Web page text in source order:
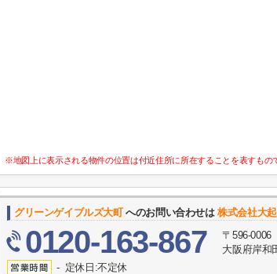
※地図上に表示される物件の位置は付近住所に所在することを表すもの
グリーンゲイブルズ大町へのお問い合わせは株式会社大
0120-163-867
〒596-0006
大阪府岸和
- 定休日:不定休